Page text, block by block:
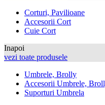
Corturi, Pavilioane
Accesorii Cort
Cuie Cort
Inapoi
vezi toate produsele
Umbrele, Brolly
Accesorii Umbrele,
Suporturi Umbrela